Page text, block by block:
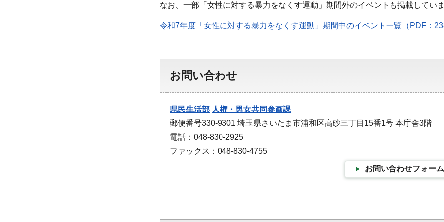
なお、一部「女性に対する暴力をなくす運動」期間外のイベントも掲載していま
令和7年度「女性に対する暴力をなくす運動」期間中のイベント一覧（PDF：
お問い合わせ
県民生活部 人権・男女共同参画課
郵便番号330-9301 埼玉県さいたま市浦和区高砂三丁目15番1号 本庁舎3階
電話：048-830-2925
ファックス：048-830-4755
お問い合わせフォーム